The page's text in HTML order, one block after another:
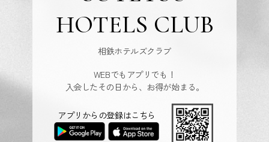
HOTELS CLUB
相鉄ホテルズクラブ
WEBでもアプリでも！
入会したその日から、お得が始まる。
アプリからの登録はこちら